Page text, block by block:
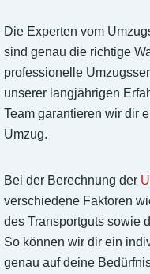
Die Experten vom
sind genau die richtige
professionelle
unserer langjährigen
Team garantieren wir dir
Umzug.
Bei der Berechnung der
verschiedene Faktoren
des Transportguts sowie
So können wir dir ein
genau auf deine